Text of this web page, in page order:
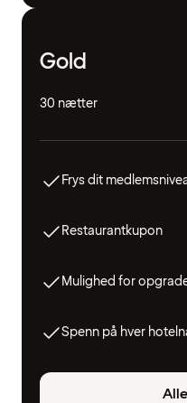
Gold
30 nætter
Frys dit
Restaurantkupon
Mulighed for
Spenn på hver